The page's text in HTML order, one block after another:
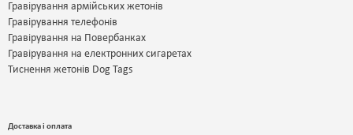
Гравірування армійських жетонів
Гравірування телефонів
Гравірування на Повербанках
Гравірування на електронних сигаретах
Тиснення жетонів Dog Tags
Доставка і оплата